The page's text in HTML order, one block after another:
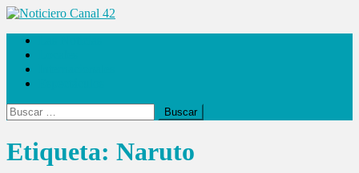
Saltar
contenido
Noticiero Canal 42
Buscar:
Etiqueta: Naruto